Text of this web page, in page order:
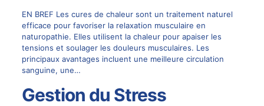
EN BREF Les cures de chaleur sont un traitement naturel
efficace pour favoriser la relaxation musculaire en
naturopathie. Elles utilisent la chaleur pour apaiser les
tensions et soulager les douleurs musculaires. Les
principaux avantages incluent une meilleure circulation
sanguine, une…
Gestion du Stress